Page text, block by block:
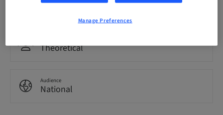
0.00 Points
Theoretical
Audience
National
Manage Preferences